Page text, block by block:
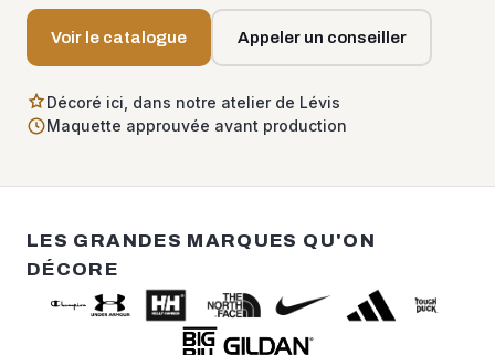
Voir le catalogue Appeler un conseiller
Décoré ici, dans notre atelier de Lévis
Maquette approuvée avant production
LES GRANDES MARQUES QU'ON
DÉCORE